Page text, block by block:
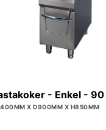
- Enkel -
X D900MM X H850MM